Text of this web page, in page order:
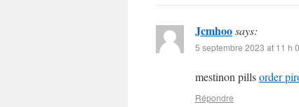
Jcmhoosays:
5 septembre 2023 at 11 h
mestinon pillsorder
Répondre